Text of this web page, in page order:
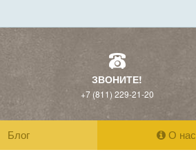
ЗВОНИТЕ!
+7 (811) 229-21-20
Блог О нас